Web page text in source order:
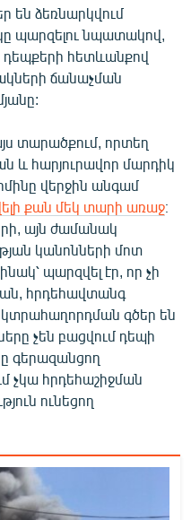
են ձեռնարկվում
պարզելու նպատակով,
դեպքերի հետևանքով
ճանաչման
տարածքում, որտեղ
և հարյուրավոր մարդիկ
վերջին անգամ
քան մեկ տարի առաջ։
այն ժամանակ
կանոնների մոտ
պարզվել էր, որ չի
հրդեհավտանգ
գծեր են
չեն բացվում դեպի
գերազանցող
չկա հրդեհաշիջման
ունեցող